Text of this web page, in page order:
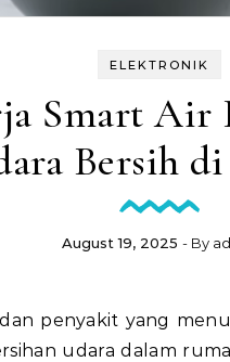
ELEKTRONIK
Smart
Bersih
August 19, 2025 - By
udara dalam